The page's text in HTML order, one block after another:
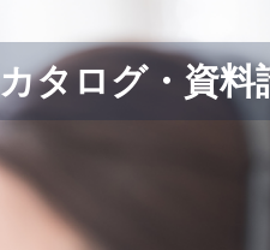
カタログ・資料